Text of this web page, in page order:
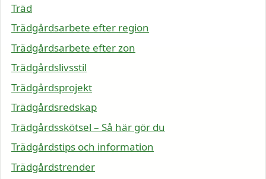
Träd
Trädgårdsarbete efter region
Trädgårdsarbete efter zon
Trädgårdslivsstil
Trädgårdsprojekt
Trädgårdsredskap
Trädgårdsskötsel – Så här gör du
Trädgårdstips och information
Trädgårdstrender